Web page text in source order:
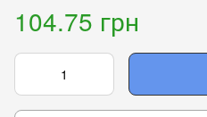
104.75 грн